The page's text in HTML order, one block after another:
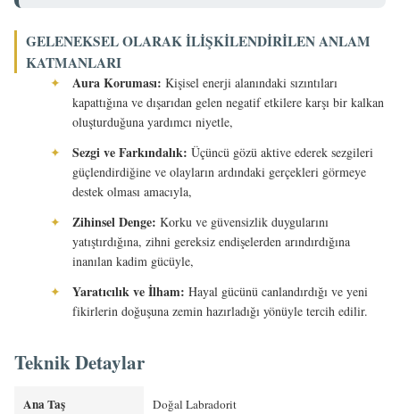
GELENEKSEL OLARAK İLIŞKILENDIRILEN ANLAM
KATMANLARI
✦ Aura Koruması: Kişisel enerji alanındaki sızıntıları
kapattığına ve dışarıdan gelen negatif etkilere karşı bir kalkan
oluşturduğuna yardımcı niyetle,
✦
Sezgi ve Farkındalık: Üçüncü gözü aktive ederek sezgileri
güçlendirdiğine ve olayların ardındaki gerçekleri görmeye
destek olması amacıyla,
✦
Zihinsel Denge: Korku ve güvensizlik duygularını
yatıştırdığına, zihni gereksiz endişelerden arındırdığına
inanılan kadim gücüyle,
✦
Yaratıcılık ve İlham: Hayal gücünü canlandırdığı ve yeni
fikirlerin doğuşuna zemin hazırladığı yönüyle tercih edilir.
Teknik Detaylar
Ana Taş Doğal Labradorit